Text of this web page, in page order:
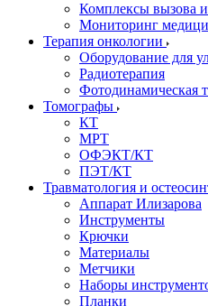
Комплексы вызова и
Мониторинг
Терапия онкологии
Оборудование для
Радиотерапия
Фотодинамическая
Томографы
КТ
МРТ
ОФЭКТ/КТ
ПЭТ/КТ
Травматология и
Аппарат Илизарова
Инструменты
Крючки
Материалы
Метчики
Наборы
Планки